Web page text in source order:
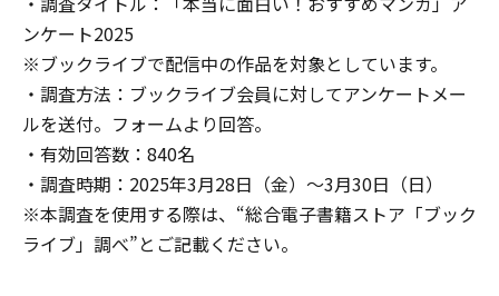
ンケート2025
※ブックライブで配信中の作品を対象としています。
・調査方法：ブックライブ会員に対してアンケートメー
ルを送付。フォームより回答。
・有効回答数：840名
・調査時期：2025年3月28日（金）～3月30日（日）
※本調査を使用する際は、“総合電子書籍ストア「ブック
ライブ」調べ”とご記載ください。